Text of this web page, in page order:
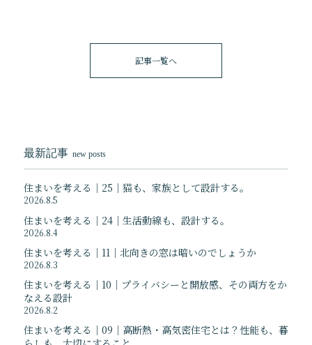
記事一覧へ
最新記事 new posts
住まいを考える｜25｜猫も、家族として設計する。
2026.8.5
住まいを考える｜24｜生活動線も、設計する。
2026.8.4
住まいを考える｜11｜北向きの窓は暗いのでしょうか
2026.8.3
住まいを考える｜10｜プライバシーと開放感、その両方をか
なえる設計
2026.8.2
住まいを考える｜09｜高断熱・高気密住宅とは？性能も、暮